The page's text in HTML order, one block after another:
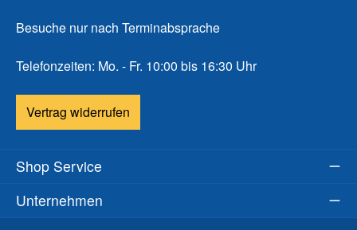
Besuche nur nach Terminabsprache
Telefonzeiten: Mo. - Fr. 10:00 bis 16:30 Uhr
Vertrag widerrufen
Shop Service
Unternehmen